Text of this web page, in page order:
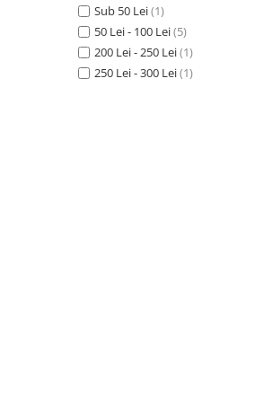
Huse Scaun
Inele de Ghidaj
Sub 50 Lei(1)
50 Lei - 100 Lei(5)
200 Lei - 250 Lei(1)
250 Lei - 300 Lei(1)